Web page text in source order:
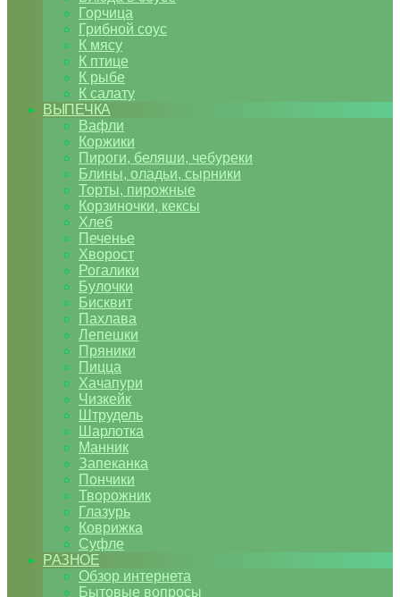
Горчица
Грибной соус
К мясу
К птице
К рыбе
К салату
ВЫПЕЧКА
Вафли
Коржики
Пироги, беляши, чебуреки
Блины, оладьи, сырники
Торты, пирожные
Корзиночки, кексы
Хлеб
Печенье
Хворост
Рогалики
Булочки
Бисквит
Пахлава
Лепешки
Пряники
Пицца
Хачапури
Чизкейк
Штрудель
Шарлотка
Манник
Запеканка
Пончики
Творожник
Глазурь
Коврижка
Суфле
РАЗНОЕ
Обзор интернета
Бытовые вопросы